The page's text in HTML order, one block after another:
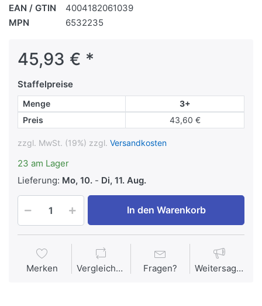
EAN / GTIN
4004182061039
MPN
6532235
45,93 € *
Staffelpreise
Menge
3+
Preis
43,60 €
zzgl. MwSt. (19%) zzgl. Versandkosten
23 am Lager
Lieferung: Mo, 10. - Di, 11. Aug.
In den Warenkorb
Merken Vergleichen Fragen? Weitersagen